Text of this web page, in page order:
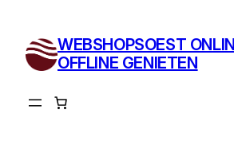
inhoud
WEBSHOPSOEST
OFFLINE GENIETEN